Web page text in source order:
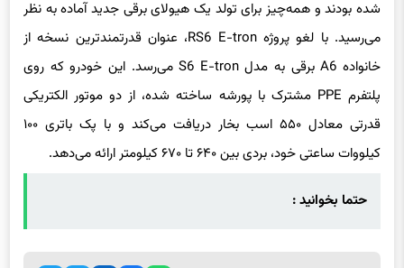
شده بودند و همه‌چیز برای تولد یک هیولای برقی جدید آماده به نظر
می‌رسید. با لغو پروژه RS6 E-tron، عنوان قدرتمندترین نسخه از
خانواده A6 برقی به مدل S6 E-tron می‌رسد. این خودرو که روی
پلتفرم PPE مشترک با پورشه ساخته شده، از دو موتور الکتریکی
قدرتی معادل ۵۵۰ اسب بخار دریافت می‌کند و با پک باتری ۱۰۰
کیلووات ساعتی خود، بردی بین ۶۴۰ تا ۶۷۰ کیلومتر ارائه می‌دهد.
حتما بخوانید :